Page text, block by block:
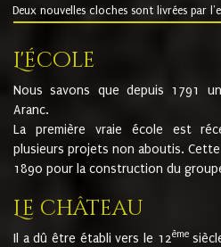
Deux nouvelles cloches sont livrées par
L'école
Nous savons que depuis 1791
Aranc.
La première vraie école est
plusieurs projets non aboutis.
1890 pour la construction du
Le château
Il a dû être établi vers le 12ème